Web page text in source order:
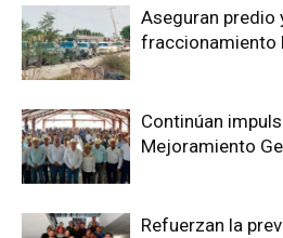
Aseguran predio
fraccionamiento
Continúan
Mejoramiento
Refuerzan la